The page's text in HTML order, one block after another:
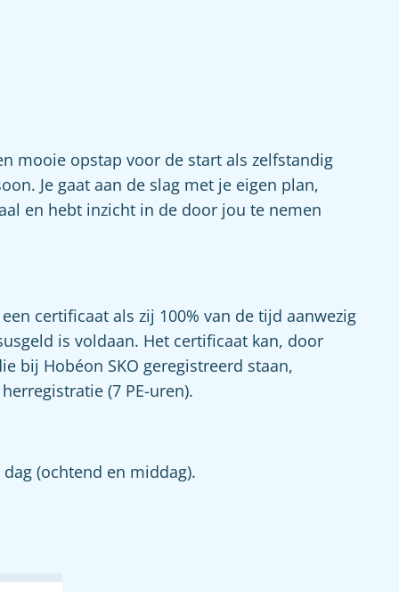
mooie opstap voor de start als zelfstandig
Je gaat aan de slag met je eigen plan,
en hebt inzicht in de door jou te nemen
certificaat als zij 100% van de tijd aanwezig
is voldaan. Het certificaat kan, door
bij Hobéon SKO geregistreerd staan,
(7 PE-uren).
(ochtend en middag).